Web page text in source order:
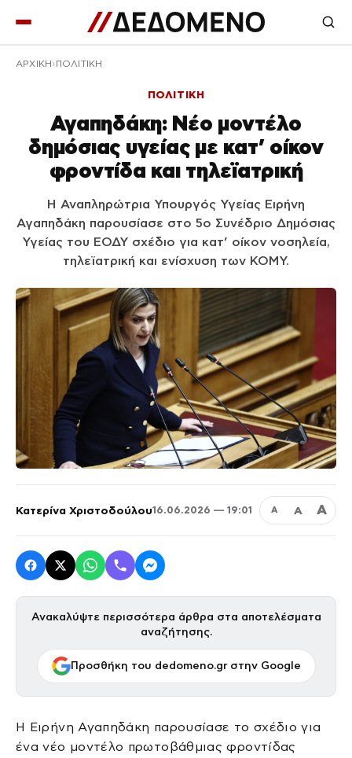
ΑΡΧΙΚΉ ΠΟΛΙΤΙΚΗ
ΠΟΛΙΤΙΚΗ
Αγαπηδάκη: Νέο μοντέλο
δημόσιας υγείας με κατ’ οίκον
φροντίδα και τηλεϊατρική
Η Αναπληρώτρια Υπουργός Υγείας Ειρήνη
Αγαπηδάκη παρουσίασε στο 5ο Συνέδριο Δημόσιας
Υγείας του ΕΟΔΥ σχέδιο για κατ’ οίκον νοσηλεία,
τηλεϊατρική και ενίσχυση των ΚΟΜΥ.
Κατερίνα Χριστοδούλου16.06.2026 — 19:01 Α Α Α
Ανακαλύψτε περισσότερα άρθρα στα αποτελέσματα
αναζήτησης.
Προσθήκη του dedomeno.gr στην Google
Η Ειρήνη Αγαπηδάκη παρουσίασε το σχέδιο για
ένα νέο μοντέλο πρωτοβάθμιας φροντίδας